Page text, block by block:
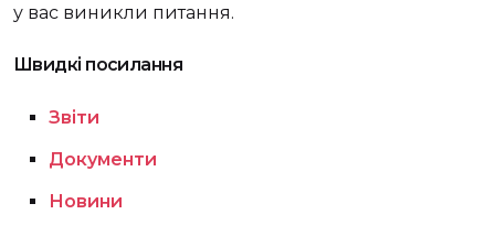
у вас виникли питання.
Швидкі посилання
Звіти
Документи
Новини